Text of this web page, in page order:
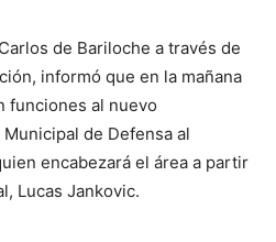
de Bariloche a través de
informó que en la mañana
funciones al nuevo
de Defensa al
encabezará el área a partir
Lucas Jankovic.